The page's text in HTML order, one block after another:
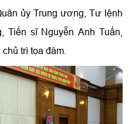
ủy Trung ương, Tư lệnh
Tiến sĩ Nguyễn Anh Tuấn,
trì tọa đàm.